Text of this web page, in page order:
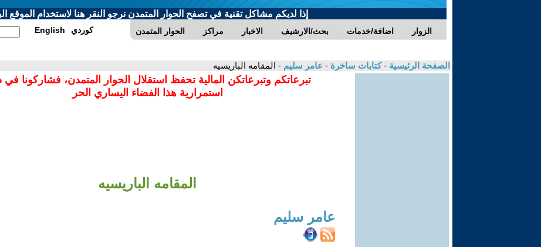
إذا لديكم مشاكل تقنية في تصفح الحوار المتمدن نرجو النقر هنا لاستخدام الموقع
الحوار المتمدن مراكز الاخبار بحث/الارشيف اضافة/خدمات الزوار English كوردي
الصفحة الرئيسية -كتابات ساخرة - عامر سليم - المقامه الباريسيه
تبرعاتكم وتبرعاتكن المالية تحفظ استقلال الحوار المتمدن، فشاركونا
استمرارية هذا الفضاء اليساري الحر
المقامه الباريسيه
عامر سليم